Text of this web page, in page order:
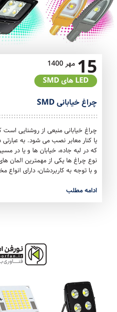
15مهر 1400
LED های SMD
چراغ خیابانی SMD
چراغ خیابانی منبعی از روشنایی
یا کنار معابر نصب می شود. به
که در لبه جاده، خیابان ها و یا در
نوع چراغ ها یکی از مهمترین
و با توجه به کاربردشان، دارای انواع
ادامه مطلب